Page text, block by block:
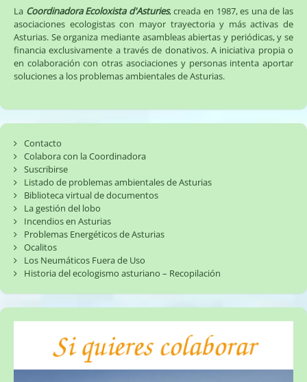
La Coordinadora Ecoloxista d'Asturies, creada en 1987, es una de las
asociaciones ecologistas con mayor trayectoria y más activas de
Asturias. Se organiza mediante asambleas abiertas y periódicas, y se
financia exclusivamente a través de donativos. A iniciativa propia o
en colaboración con otras asociaciones y personas intenta aportar
soluciones a los problemas ambientales de Asturias.
Contacto
Colabora con la Coordinadora
Suscribirse
Listado de problemas ambientales de Asturias
Biblioteca virtual de documentos
La gestión del lobo
Incendios en Asturias
Problemas Energéticos de Asturias
Ocalitos
Los Neumáticos Fuera de Uso
Historia del ecologismo asturiano – Recopilación